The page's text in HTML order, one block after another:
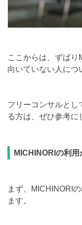
ここからは、ずばり
向いていない人につ
フリーコンサルとし
る方は、ぜひ参考に
MICHINORIの利
まず、MICHINORI
ます。